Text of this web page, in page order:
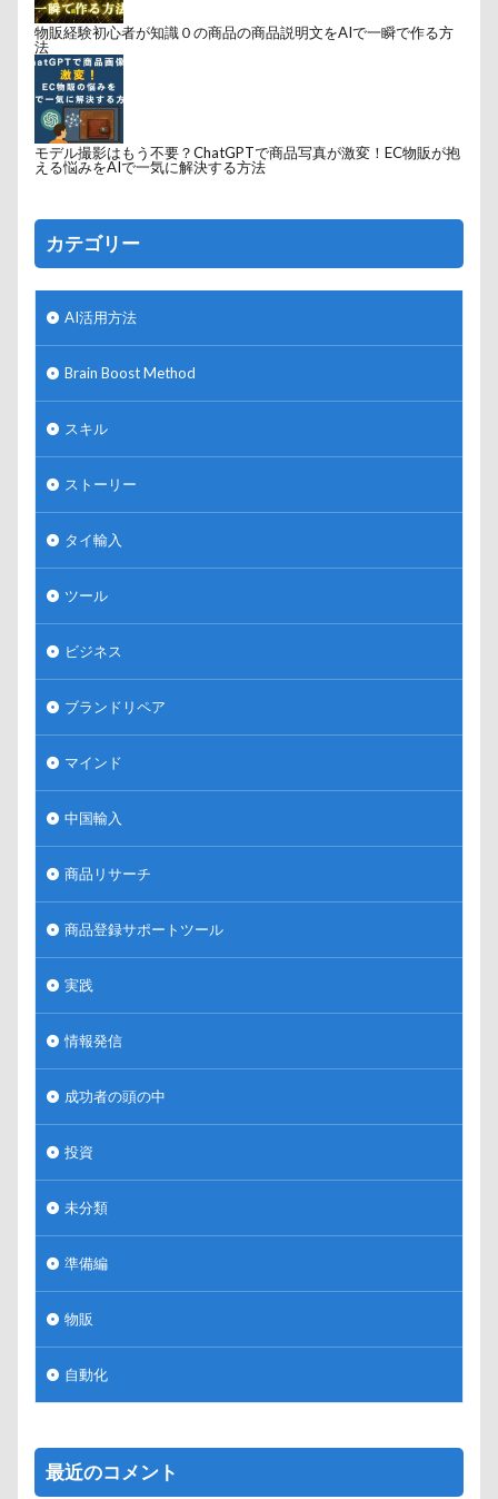
物販経験初心者が知識０の商品の商品説明文をAIで一瞬で作る方
法
モデル撮影はもう不要？ChatGPTで商品写真が激変！EC物販が抱
える悩みをAIで一気に解決する方法
カテゴリー
AI活用方法
Brain Boost Method
スキル
ストーリー
タイ輸入
ツール
ビジネス
ブランドリペア
マインド
中国輸入
商品リサーチ
商品登録サポートツール
実践
情報発信
成功者の頭の中
投資
未分類
準備編
物販
自動化
最近のコメント